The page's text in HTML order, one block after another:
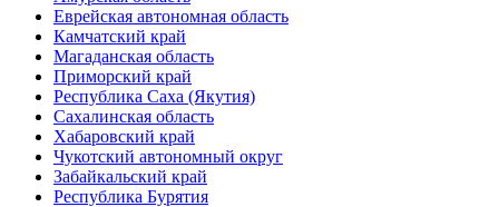
Еврейская автономная область
Камчатский край
Магаданская область
Приморский край
Республика Саха (Якутия)
Сахалинская область
Хабаровский край
Чукотский автономный округ
Забайкальский край
Республика Бурятия